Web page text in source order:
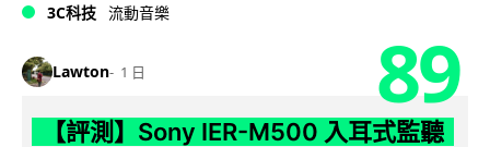
3C科技 流動音樂
Lawton 1 日 89
【評測】Sony IER-M500 入耳式監聽